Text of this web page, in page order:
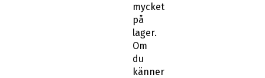
mycket
på
lager.
Om
du
känner